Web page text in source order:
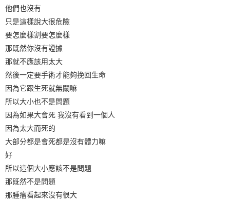
他們也沒有
只是這樣說大很危險
要怎麼樣割要怎麼樣
那既然你沒有證據
那就不應該用太大
然後一定要手術才能夠挽回生命
因為它跟生死就無關嘛
所以大小也不是問題
因為如果大會死 我沒有看到一個人
因為太大而死的
大部分都是會死都是沒有體力嘛
好
所以這個大小應該不是問題
那既然不是問題
那腫瘤看起來沒有很大